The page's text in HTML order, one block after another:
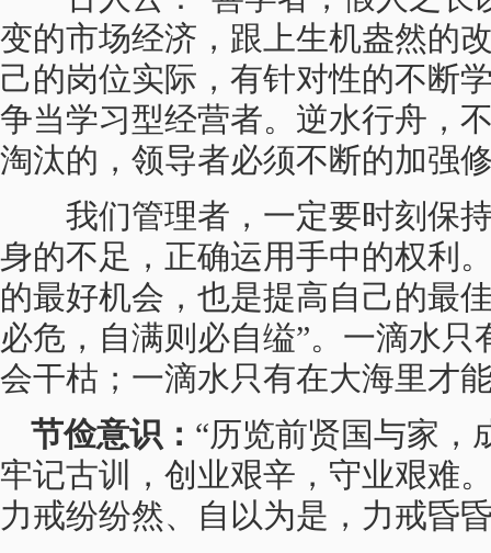
变的市场经济，跟上生机盎然的
己的岗位实际，有针对性的不断
争当学习型经营者。逆水行舟，
淘汰的，领导者必须不断的加强
我们管理者，一定要时刻保
身的不足，正确运用手中的权利
的最好机会，也是提高自己的最
必危，自满则必自缢”。一滴水
会干枯；一滴水只有在大海里才
节俭意识： “历览前贤国与家，
牢记古训，创业艰辛，守业艰难
力戒纷纷然、自以为是，力戒昏